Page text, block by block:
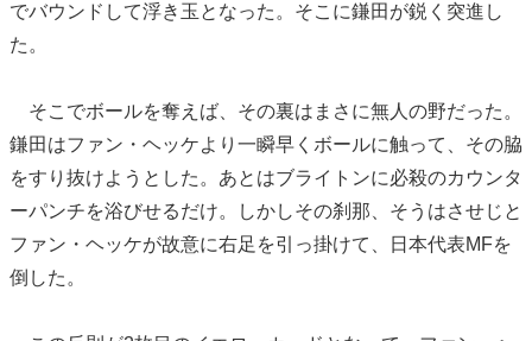
でバウンドして浮き玉となった。そこに鎌田が鋭く突進し
た。
そこでボールを奪えば、その裏はまさに無人の野だった。
鎌田はファン・ヘッケより一瞬早くボールに触って、その脇
をすり抜けようとした。あとはブライトンに必殺のカウンタ
ーパンチを浴びせるだけ。しかしその刹那、そうはさせじと
ファン・ヘッケが故意に右足を引っ掛けて、日本代表MFを
倒した。